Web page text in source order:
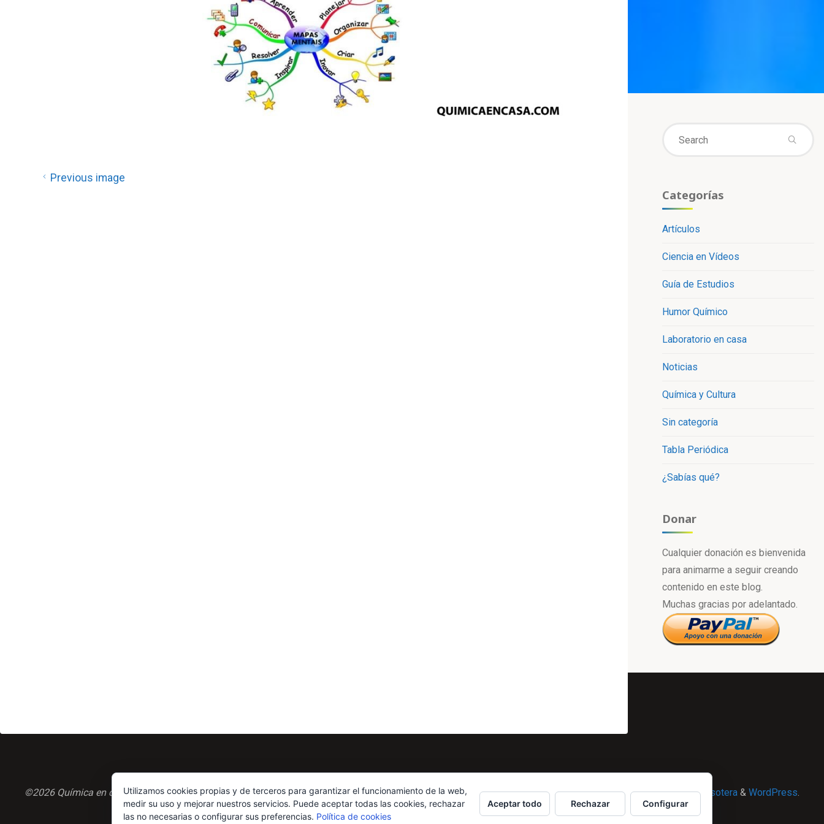
Previous image
Categorías
Artículos
Ciencia en Vídeos
Guía de Estudios
Humor Químico
Laboratorio en casa
Noticias
Química y Cultura
Sin categoría
Tabla Periódica
¿Sabías qué?
Donar
Cualquier donación es bienvenida
para animarme a seguir creando
contenido en este blog.
Muchas gracias por adelantado.
Powered by Esotera & WordPress.
©2026 Química en casa.comUtilizamos cookies propias y de terceros para garantizar el funcionamiento de la web,
medir su uso y mejorar nuestros servicios. Puede aceptar todas las cookies, rechazar
las no necesarias o configurar sus preferencias. Política de cookies
Aceptar todo Rechazar Configurar